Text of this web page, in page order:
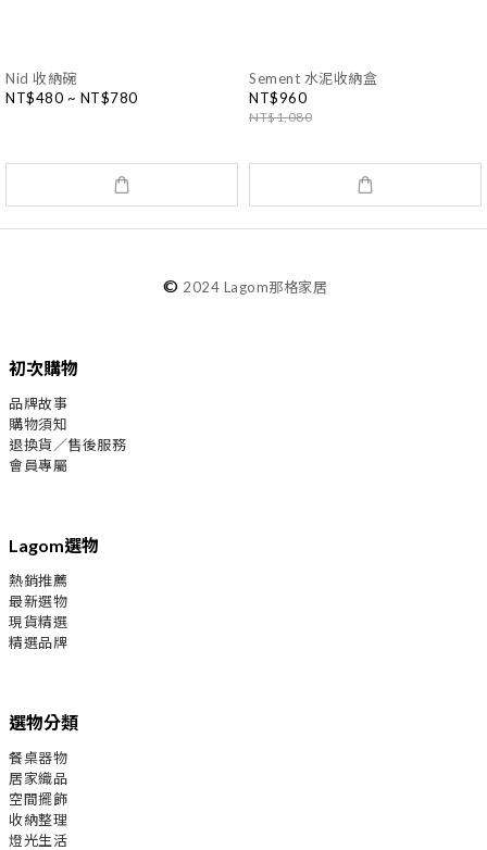
Nid 收納碗
NT$480 ~ NT$780
Sement 水泥收納盒
NT$960
NT$1,080
© 2024 Lagom那格家居
初次購物
品牌故事
購物須知
退換貨／售後服務
會員專屬
Lagom選物
熱銷推薦
最新選物
現貨精選
精選品牌
選物分類
餐桌器物
居家織品
空間擺飾
收納整理
燈光生活